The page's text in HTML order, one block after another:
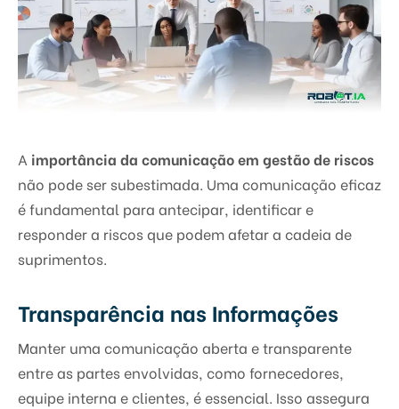
A importância da comunicação em gestão de riscos
não pode ser subestimada. Uma comunicação eficaz
é fundamental para antecipar, identificar e
responder a riscos que podem afetar a cadeia de
suprimentos.
Transparência nas Informações
Manter uma comunicação aberta e transparente
entre as partes envolvidas, como fornecedores,
equipe interna e clientes, é essencial. Isso assegura